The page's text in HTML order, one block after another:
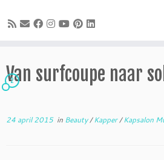
Van surfcoupe naar
2
24 april 2015in Beauty/Kapper/Kapsalon